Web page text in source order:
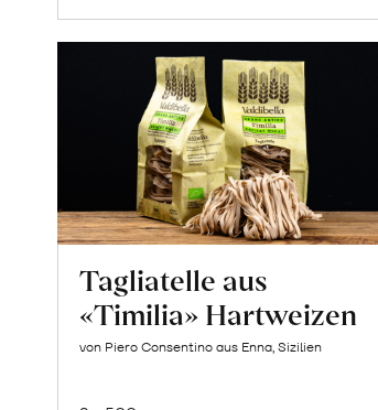
Tagliatelle aus
«Timilia» Hartweizen
von Piero Consentino aus Enna, Sizilien